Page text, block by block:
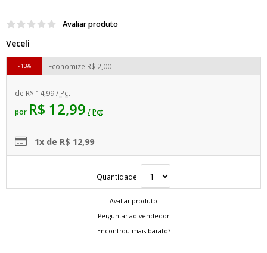
Avaliar produto
Veceli
de R$ 14,99/ Pct
por R$ 12,99 / Pct
Economize R$ 2,00
13%
1x de R$ 12,99
Quantidade:
Avaliar produto
Perguntar ao vendedor
Encontrou mais barato?